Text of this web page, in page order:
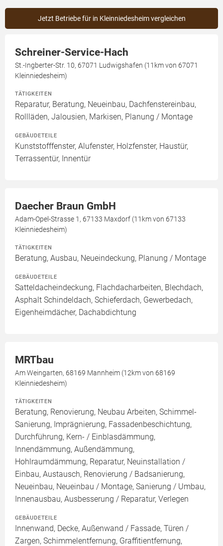
Jetzt Betriebe für in Kleinniedesheim vergleichen
Schreiner-Service-Hach
St.-Ingberter-Str. 10, 67071 Ludwigshafen (11km von 67071
Kleinniedesheim)
TÄTIGKEITEN
Reparatur, Beratung, Neueinbau, Dachfenstereinbau,
Rollläden, Jalousien, Markisen, Planung / Montage
GEBÄUDETEILE
Kunststofffenster, Alufenster, Holzfenster, Haustür,
Terrassentür, Innentür
Daecher Braun GmbH
Adam-Opel-Strasse 1, 67133 Maxdorf (11km von 67133
Kleinniedesheim)
TÄTIGKEITEN
Beratung, Ausbau, Neueindeckung, Planung / Montage
GEBÄUDETEILE
Satteldacheindeckung, Flachdacharbeiten, Blechdach,
Asphalt Schindeldach, Schieferdach, Gewerbedach,
Eigenheimdächer, Dachabdichtung
MRTbau
Am Weingarten, 68169 Mannheim (12km von 68169
Kleinniedesheim)
TÄTIGKEITEN
Beratung, Renovierung, Neubau Arbeiten, Schimmel-
Sanierung, Imprägnierung, Fassadenbeschichtung,
Durchführung, Kern- / Einblasdämmung,
Innendämmung, Außendämmung,
Hohlraumdämmung, Reparatur, Neuinstallation /
Einbau, Austausch, Renovierung / Badsanierung,
Neueinbau, Neueinbau / Montage, Sanierung / Umbau,
Innenausbau, Ausbesserung / Reparatur, Verlegen
GEBÄUDETEILE
Innenwand, Decke, Außenwand / Fassade, Türen /
Zargen, Schimmelentfernung, Graffitientfernung,